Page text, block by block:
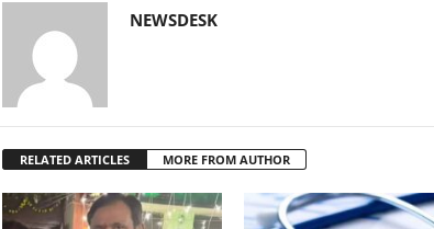
NEWSDESK
RELATED ARTICLES MORE FROM AUTHOR